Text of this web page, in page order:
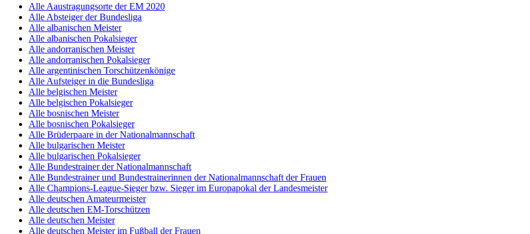
Alle Aaustragungsorte der EM 2020
Alle Absteiger der Bundesliga
Alle albanischen Meister
Alle albanischen Pokalsieger
Alle andorranischen Meister
Alle andorranischen Pokalsieger
Alle argentinischen Torschützenkönige
Alle Aufsteiger in die Bundesliga
Alle belgischen Meister
Alle belgischen Pokalsieger
Alle bosnischen Meister
Alle bosnischen Pokalsieger
Alle Brüderpaare in der Nationalmannschaft
Alle bulgarischen Meister
Alle bulgarischen Pokalsieger
Alle Bundestrainer der Nationalmannschaft
Alle Bundestrainer und Bundestrainerinnen der Nationalmannschaft der Frauen
Alle Champions-League-Sieger bzw. Sieger im Europapokal der Landesmeister
Alle deutschen Amateurmeister
Alle deutschen EM-Torschützen
Alle deutschen Meister
Alle deutschen Meister im Fußball der Frauen